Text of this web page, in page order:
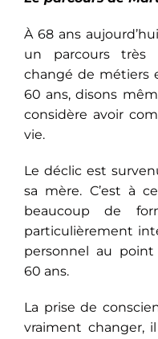
À 68 ans
un parcours très
changé de métiers
60 ans, disons
considère avoir
vie.
Le déclic est
sa mère. C’est à
beaucoup de
particulièrement
personnel au
60 ans.
La prise de
vraiment changer,